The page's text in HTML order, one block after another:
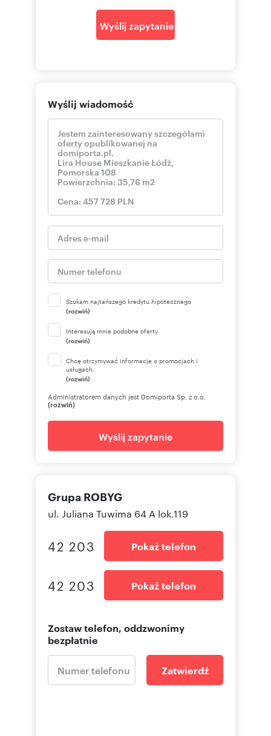
Wyślij zapytanie
Wyślij wiadomość
Szukam najtańszego kredytu hipotecznego
(rozwiń)
Interesują mnie podobne oferty
(rozwiń)
Chcę otrzymywać informacje o promocjach i
usługach.
(rozwiń)
Administratorem danych jest Domiporta Sp. z o.o.
(rozwiń)
Wyślij zapytanie
Grupa ROBYG
ul. Juliana Tuwima 64 A lok.119
42 203 Pokaż telefon
42 203 Pokaż telefon
Zostaw telefon, oddzwonimy
bezpłatnie
Zatwierdź